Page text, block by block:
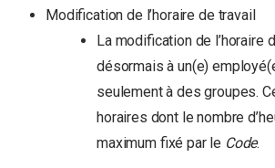
Modification de l’horaire de travail
La modification de l’horaire
désormais à un(e)
seulement à des groupes.
horaires dont le nombre
maximum fixé par le Code.